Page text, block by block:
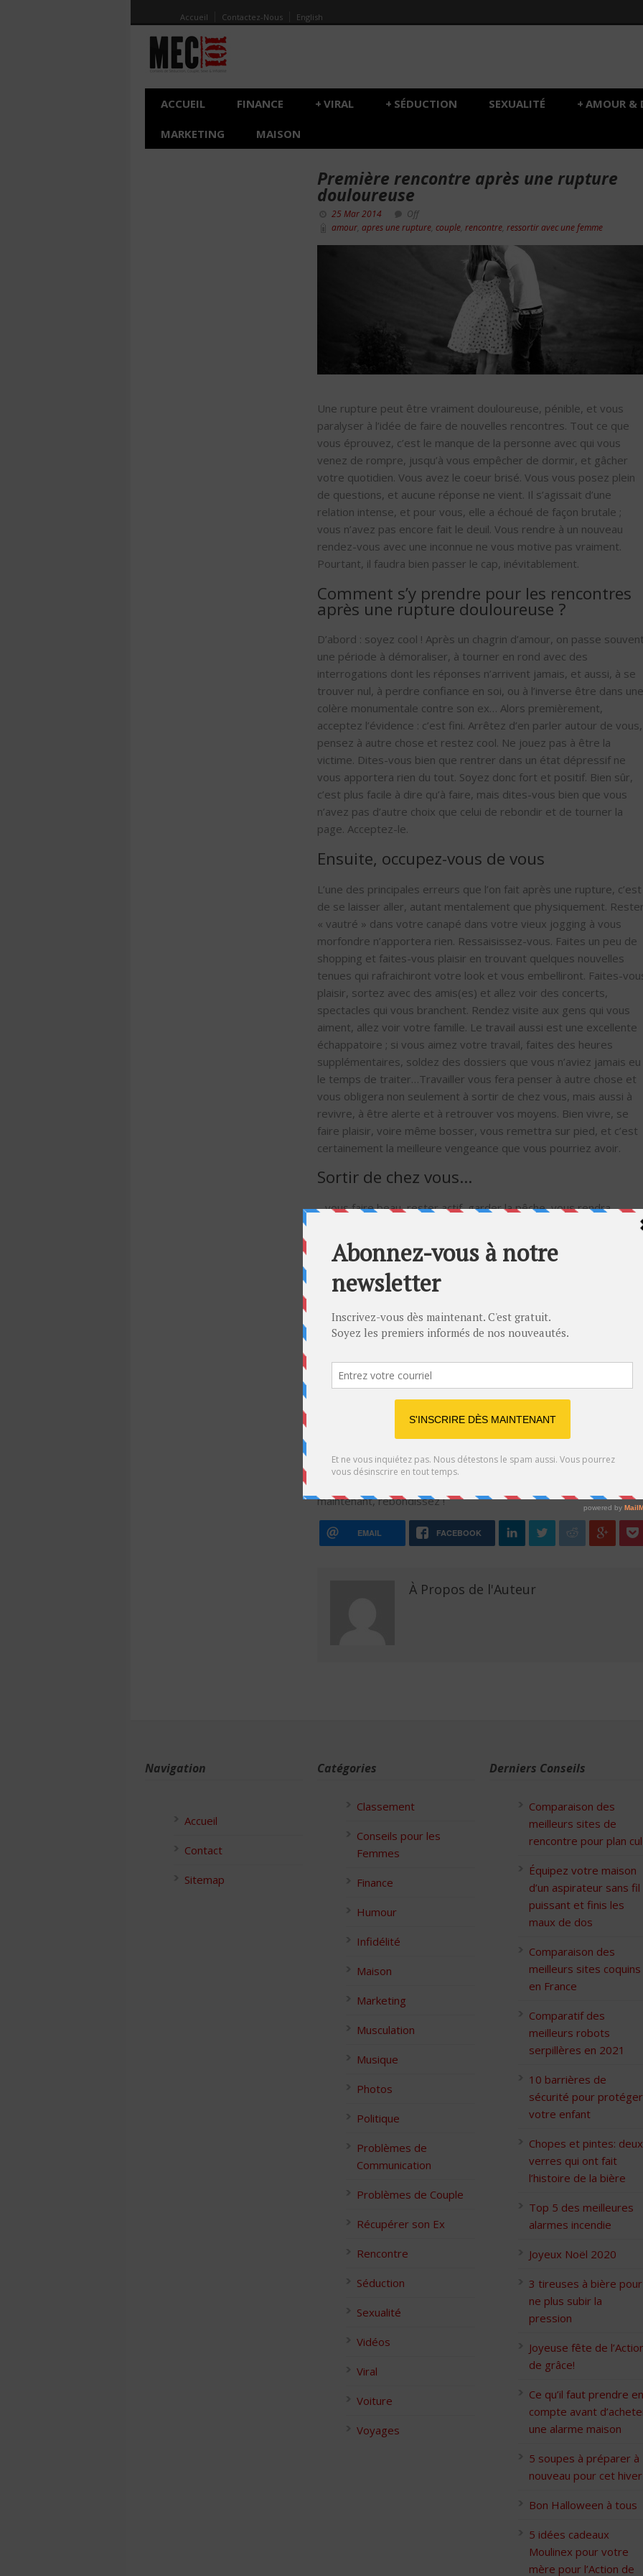
Accueil Contactez-Nous English
ACCUEIL FINANCE VIRAL
+ SÉDUCTION
+ SEXUALITÉ AMOUR &
+
MARKETING MAISON
Première rencontre après une rupture
douloureuse
25 Mar 2014
Off
amour apres une rupture couple rencontre ressortir avec une femme
Une rupture peut être vraiment douloureuse, pénible, et vous
paralyser à l’idée de faire de nouvelles rencontres. Tout ce que
vous éprouvez, c’est le manque de la personne avec qui vous
venez de rompre, jusqu’à vous empêcher de dormir, et gâcher
votre quotidien. Vous avez le coeur brisé. Vous vous posez plein
de questions, et aucune réponse ne vient. Il s’agissait d’une
relation intense, et pour vous, elle a échoué de façon brutale ;
vous n’avez pas encore fait le deuil. Vous rendre à un nouveau
rendez-vous avec une inconnue ne vous motive pas vraiment.
Pourtant, il faudra bien passer le cap, inévitablement.
Comment s’y prendre pour les rencontres
après une rupture douloureuse ?
D’abord : soyez cool ! Après un chagrin d’amour, on passe
une période à démoraliser, à tourner en rond avec des
interrogations dont les réponses n’arrivent jamais, et aussi, à se
trouver nul, à perdre confiance en soi, ou à l’inverse être dans une
colère monumentale contre son ex… Alors premièrement,
acceptez l’évidence : c’est fini. Arrêtez d’en parler autour de vous,
pensez à autre chose et restez cool. Ne jouez pas à être la
victime. Dites-vous bien que rentrer dans un état dépressif ne
vous apportera rien du tout. Soyez donc fort et positif. Bien sûr,
c’est plus facile à dire qu’à faire, mais dites-vous bien que vous
n’avez pas d’autre choix que celui de rebondir et de tourner la
page. Acceptez-le.
Ensuite, occupez-vous de vous
L’une des principales erreurs que l’on fait après une rupture, c’est
de se laisser aller, autant mentalement que physiquement.
« vautré » dans votre canapé dans votre vieux jogging à vous
morfondre n’apportera rien. Ressaisissez-vous. Faites un peu de
shopping et faites-vous plaisir en trouvant quelques nouvelles
tenues qui rafraichiront votre look et vous embelliront. Faites-
plaisir, sortez avec des amis(es) et allez voir des concerts,
spectacles qui vous branchent. Rendez visite aux gens qui vous
aiment, allez voir votre famille. Le travail aussi est une excellente
échappatoire ; si vous aimez votre travail, faites des heures
supplémentaires, soldez des dossiers que vous n’aviez jamais eu
le temps de traiter…Travailler vous fera penser à autre chose et
vous obligera non seulement à sortir de chez vous, mais aussi à
revivre, à être alerte et à retrouver vos moyens. Bien vivre, se
faire plaisir, voire même bosser, vous remettra sur pied, et c’est
certainement la meilleure vengeance que vous pourriez avoir.
Sortir de chez vous…
…vous faire beau, rester actif, garder la pêche, vous rendra
pourriez bien très rapidement rencontrer une personne cent fois
mieux que la partenaire qui vous a laissé tomber, et qui n’a pas su
voir les qualités qui sont en vous. Ainsi, en reprenant votre vie en
main, vous vous exposez à être approché, dragué, par des
personnes attirantes. Dans quelques temps vous vous direz que
vous avez été stupide non seulement de vous être morfondu
ex, qui vous aura fait perdre du temps – temps que vous auriez
passer avec votre nouvelle rencontre, dont vous êtes follement
amoureux ! Bien sûr, tous ces conseils peuvent sembler un peu
idéalistes, et plus faciles à énoncer qu’à mettre en pratique. Mais
morfondre pendant des mois, et ont ensuite passé une longue
maintenant, rebondissez !
EMAIL FACEBOOK
À Propos de l'Auteur
Navigation
Accueil
Contact
Sitemap
Catégories
Classement
Conseils pour les
Femmes
Finance
Humour
Infidélité
Maison
Marketing
Musculation
Musique
Photos
Politique
Problèmes de
Communication
Problèmes de Couple
Récupérer son Ex
Rencontre
Séduction
Sexualité
Vidéos
Viral
Voiture
Voyages
Derniers Conseils
Comparaison des
meilleurs sites de
rencontre pour plan cul
Équipez votre maison
d’un aspirateur sans fil
puissant et finis les
maux de dos
Comparaison des
meilleurs sites coquins
en France
Comparatif des
meilleurs robots
serpillères en 2021
10 barrières de
sécurité pour protéger
votre enfant
Chopes et pintes: deux
verres qui ont fait
l’histoire de la bière
Top 5 des meilleures
alarmes incendie
Joyeux Noël 2020
3 tireuses à bière pour
ne plus subir la
pression
Joyeuse fête de
de grâce!
Ce qu’il faut prendre en
compte avant
une alarme maison
5 soupes à préparer à
nouveau pour cet hiver
Bon Halloween à tous
5 idées cadeaux
Moulinex pour votre
mère pour l’Action de